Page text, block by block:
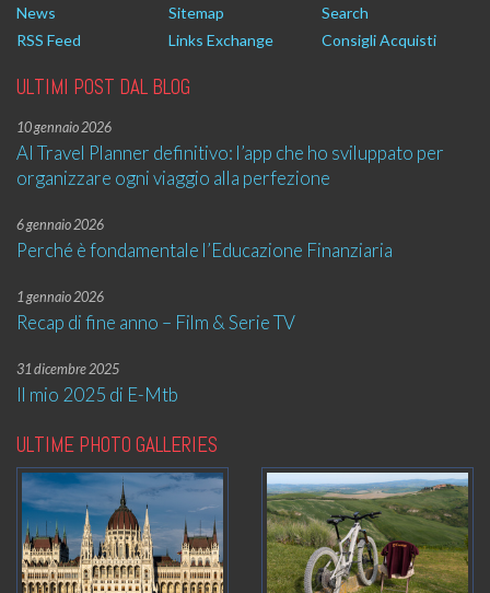
News
Sitemap
Search
RSS Feed
Links Exchange Consigli Acquisti
ULTIMI POST DAL BLOG
10 gennaio 2026
AI Travel Planner definitivo: l’app che ho sviluppato per
organizzare ogni viaggio alla perfezione
6 gennaio 2026
Perché è fondamentale l’Educazione Finanziaria
1 gennaio 2026
Recap di fine anno – Film & Serie TV
31 dicembre 2025
Il mio 2025 di E-Mtb
ULTIME PHOTO GALLERIES